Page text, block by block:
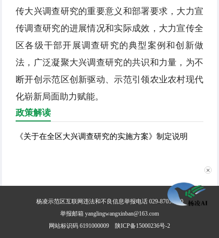
传大兴调查研究的重要意义和部署要求，大力宣
传调查研究的进展情况和实际成效，大力宣传全
区各级干部开展调查研究的典型案例和创新做
法，广泛凝聚大兴调查研究的共识和力量，为不
断开创示范区创新驱动、示范引领农业农村现代
化崭新局面助力赋能。
政策解读
《关于在全区大兴调查研究的实施方案》制定说明
杨凌示范区互联网违法和不良信息举报电话 029-87030800
举报邮箱 yanglingwangxinban@163.com
网站标识码 6191000009
陕ICP备15000236号-2
✕